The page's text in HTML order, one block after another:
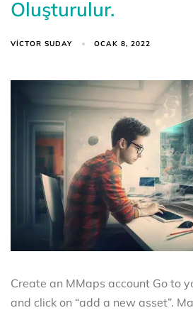
Oluşturulur.
VICTOR SUDAY OCAK 8, 2022
Create an MMaps account Go to
and click on “add a new asset”.